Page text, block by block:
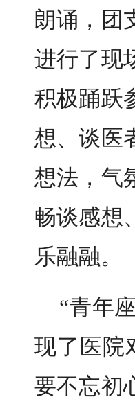
朗诵，团
进行了现
积极踊跃
想、谈医
想法，气
畅谈感想
乐融融。
“青年
现了医院
要不忘初